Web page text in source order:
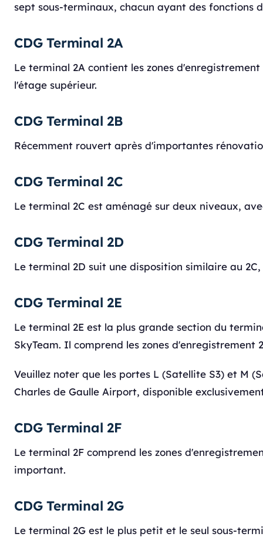
sept sous-terminaux, chacun ayant des fonctions
CDG Terminal 2A
Le terminal 2A contient les zones
l'étage supérieur.
CDG Terminal 2B
Récemment rouvert après d'importantes
CDG Terminal 2C
Le terminal 2C est aménagé sur deux niveaux,
CDG Terminal 2D
Le terminal 2D suit une disposition similaire au
CDG Terminal 2E
Le terminal 2E est la plus grande section du
SkyTeam. Il comprend les zones
Veuillez noter que les portes L (Satellite S3) et M
Charles de Gaulle Airport, disponible
CDG Terminal 2F
Le terminal 2F comprend les zones
important.
CDG Terminal 2G
Le terminal 2G est le plus petit et le seul sous-